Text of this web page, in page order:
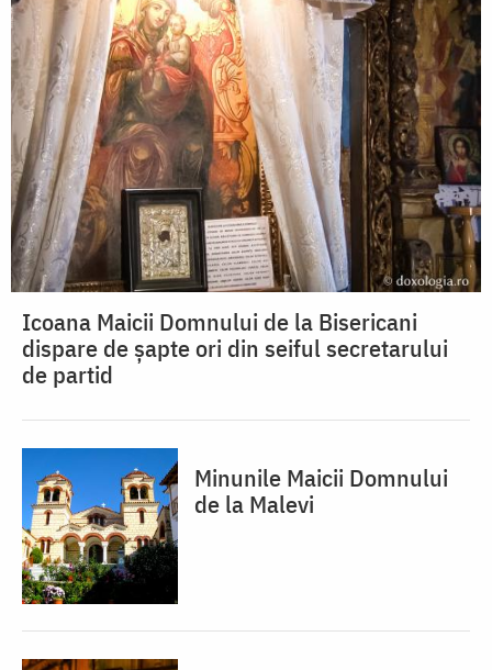
Icoana Maicii Domnului de la Bisericani
dispare de șapte ori din seiful secretarului
de partid
Minunile Maicii Domnului
de la Malevi